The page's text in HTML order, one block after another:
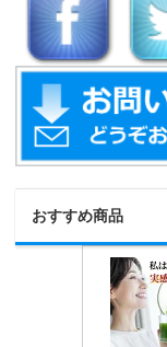
おすすめ商品